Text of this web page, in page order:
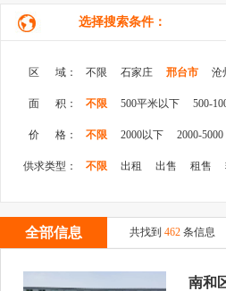
选择搜索条件：
区 域： 不限 石家庄 邢台市 沧
面 积： 不限 500平米以下 500-
价 格： 不限 2000以下 2000-5000
供求类型： 不限 出租 出售 租售
全部信息 共找到 462 条信息
南和